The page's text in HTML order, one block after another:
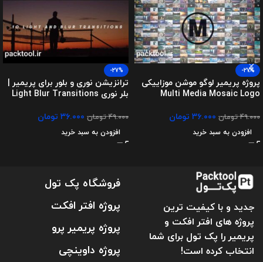
-27%
پروژه پریمیر لوگو موشن موزاییکی
Multi Media Mosaic Logo
۴۹.۰۰۰تومان ۳۶.۰۰۰ تومان
افزودن به سبد خرید
-27%
ترانزیشن نوری و بلور برای پریمیر |
بلر نوری Light Blur Transitions
۴۹.۰۰۰تومان ۳۶.۰۰۰ تومان
افزودن به سبد خرید
جدید و با کیفیت ترین
پروژه های افتر افکت و
پریمیر را پک تول برای شما
انتخاب کرده است!
فروشگاه پک تول
پروژه افتر افکت
پروژه پریمیر پرو
پروژه داوینچی